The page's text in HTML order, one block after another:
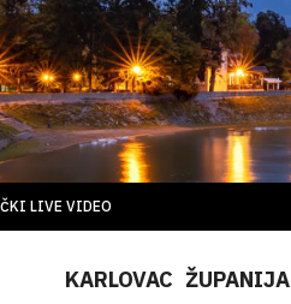
LIVE VIDEO
KARLOVAC ŽUPANIJA